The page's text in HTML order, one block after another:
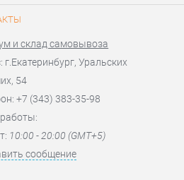
и склад самовывоза
г.Екатеринбург, Уральских
54
+7 (343) 383-35-98
10:00 - 20:00 (GMT+5)
сообщение